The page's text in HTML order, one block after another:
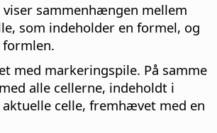
sammenhængen mellem
som indeholder en formel, og
med markeringspile. På samme
alle cellerne, indeholdt i
celle, fremhævet med en